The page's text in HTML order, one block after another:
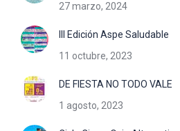
27 marzo, 2024
III Edición Aspe Saludable
11 octubre, 2023
DE FIESTA NO TODO VALE
1 agosto, 2023